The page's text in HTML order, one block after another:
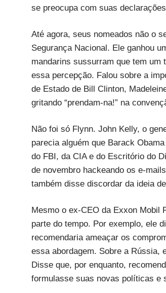
se preocupa com suas
Até agora, seus nomeados não o
Segurança Nacional. Ele ganhou
mandarins sussurram que tem
essa percepção. Falou sobre a
de Estado de Bill Clinton,
gritando “prendam-na!” na
Não foi só Flynn. John Kelly, o
parecia alguém que Barack
do FBI, da CIA e do Escritório do
de novembro hackeando os e-
também disse discordar da ideia
Mesmo o ex-CEO da Exxon Mobil
parte do tempo. Por exemplo, ele
recomendaria ameaçar os
essa abordagem. Sobre a Rússia,
Disse que, por enquanto,
formulasse suas novas políticas e